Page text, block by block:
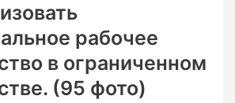
рабочее
в ограниченном
(95 фото)